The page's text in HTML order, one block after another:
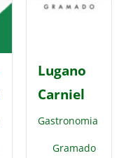
Lugano
Carniel
Gastronomia
Gramado